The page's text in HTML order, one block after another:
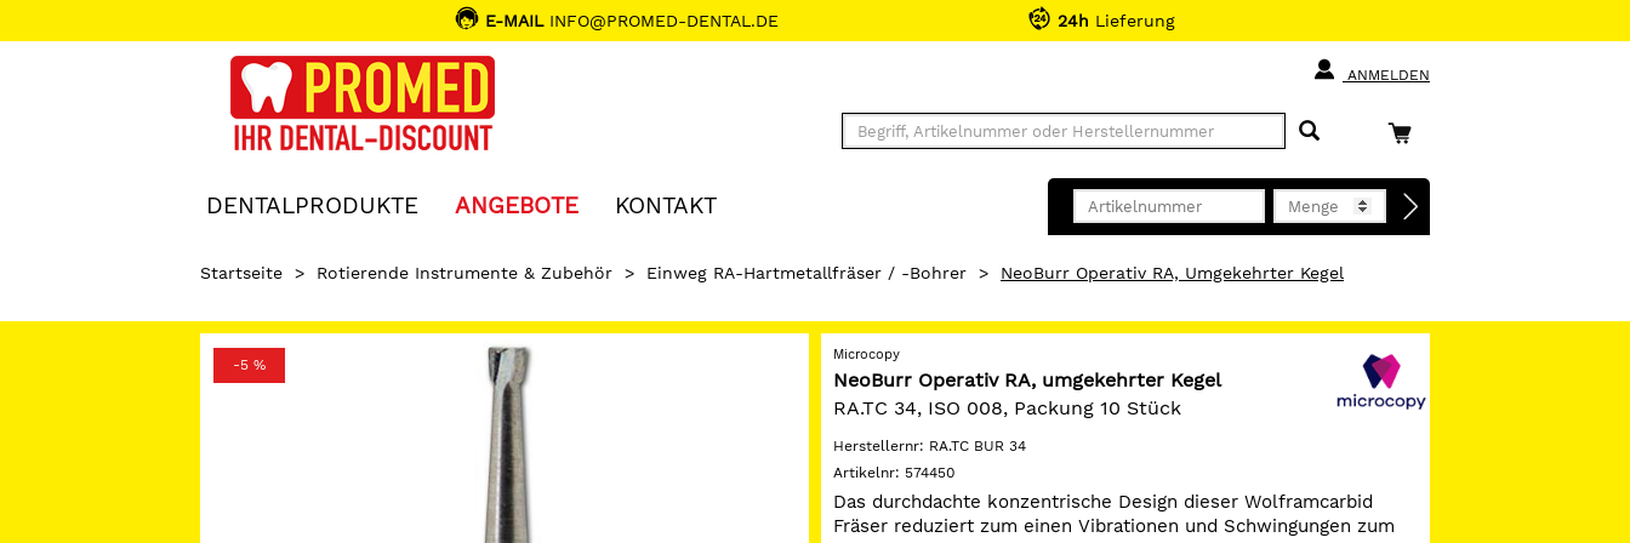
E-MAILINFO@PROMED-DENTAL.DE 24h Lieferung
ANMELDEN
DENTALPRODUKTE ANGEBOTE KONTAKT
Startseite > Rotierende Instrumente & Zubehör > Einweg RA-Hartmetallfräser / -Bohrer > NeoBurr Operativ RA, Umgekehrter Kegel
-5 %
Microcopy
NeoBurr Operativ RA, umgekehrter Kegel
RA.TC 34, ISO 008, Packung 10 Stück
Herstellernr: RA.TC BUR 34
Artikelnr: 574450
Das durchdachte konzentrische Design dieser Wolframcarbid
Fräser reduziert zum einen Vibrationen und Schwingungen zum